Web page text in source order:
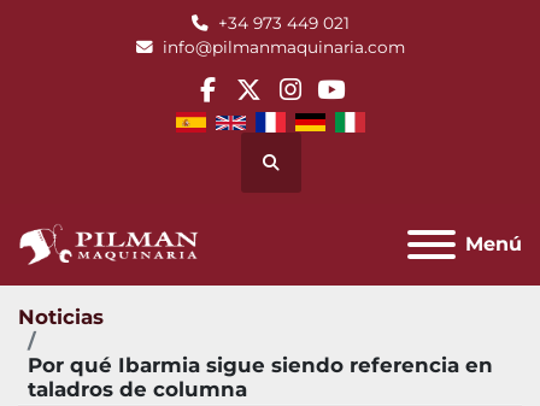
+34 973 449 021
info@pilmanmaquinaria.com
facebook
twitterinstagram
youtube
Buscar
Menú
Noticias
Por qué Ibarmia sigue siendo referencia en
taladros de columna